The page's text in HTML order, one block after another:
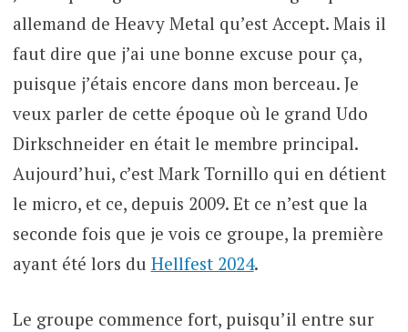
allemand de Heavy Metal qu’est Accept. Mais il
faut dire que j’ai une bonne excuse pour ça,
puisque j’étais encore dans mon berceau. Je
veux parler de cette époque où le grand Udo
Dirkschneider en était le membre principal.
Aujourd’hui, c’est Mark Tornillo qui en détient
le micro, et ce, depuis 2009. Et ce n’est que la
seconde fois que je vois ce groupe, la première
ayant été lors du Hellfest 2024.
Le groupe commence fort, puisqu’il entre sur